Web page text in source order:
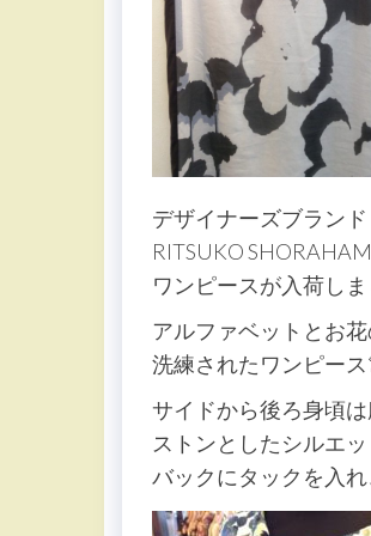
デザイナーズブランド
RITSUKO
ワンピースが入荷しま
アルファベットとお
洗練されたワンピース
サイドから後ろ身頃
ストンとしたシルエ
バックにタックを入